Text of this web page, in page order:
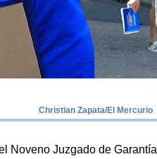
Christian Zapata/El Mercurio
Noveno Juzgado de Garantía